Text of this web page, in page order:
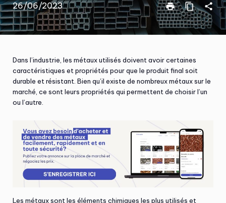
26/06/2023 print content_copy share
Dans l’industrie, les métaux utilisés doivent avoir certaines
caractéristiques et propriétés pour que le produit final soit
durable et résistant. Bien qu’il existe de nombreux métaux sur le
marché, ce sont leurs propriétés qui permettent de choisir l’un
ou l’autre.
Les métaux sont les éléments chimiques les plus utilisés et